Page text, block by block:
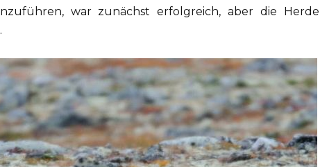
war zunächst erfolgreich, aber die Herde